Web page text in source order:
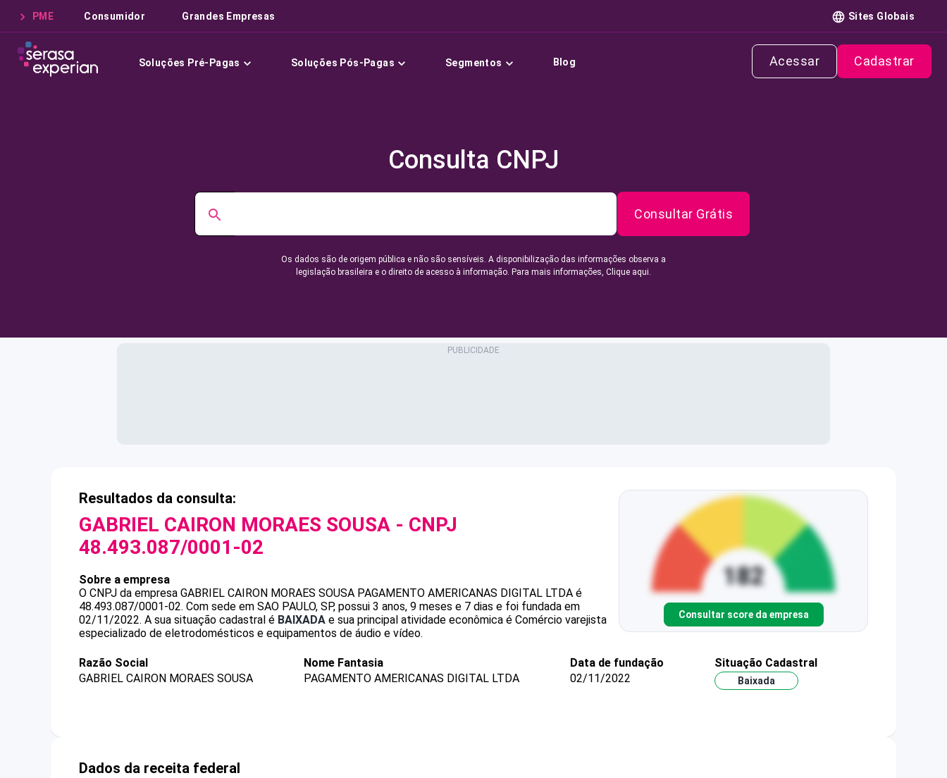
PME Consumidor Grandes Empresas Sites Globais
Soluções Pré-Pagas Soluções Pós-Pagas Segmentos Blog Acessar Cadastrar
Consulta CNPJ
Consultar Grátis
Os dados são de origem pública e não são sensíveis. A disponibilização das informações observa a
legislação brasileira e o direito de acesso à informação. Para mais informações, Clique aqui.
Resultados da consulta:
GABRIEL CAIRON MORAES SOUSA - CNPJ
48.493.087/0001-02
Sobre a empresa
O CNPJ da empresa GABRIEL CAIRON MORAES SOUSA PAGAMENTO AMERICANAS DIGITAL LTDA é
48.493.087/0001-02. Com sede em SAO PAULO, SP, possui 3 anos, 9 meses e 7 dias e foi fundada em
02/11/2022. A sua situação cadastral é BAIXADA e sua principal atividade econômica é Comércio varejista
especializado de eletrodomésticos e equipamentos de áudio e vídeo.
Consultar score da empresa
Razão Social
GABRIEL CAIRON MORAES SOUSA
Nome Fantasia
PAGAMENTO AMERICANAS DIGITAL LTDA
Data de fundação
02/11/2022
Situação Cadastral
Baixada
Dados da receita federal